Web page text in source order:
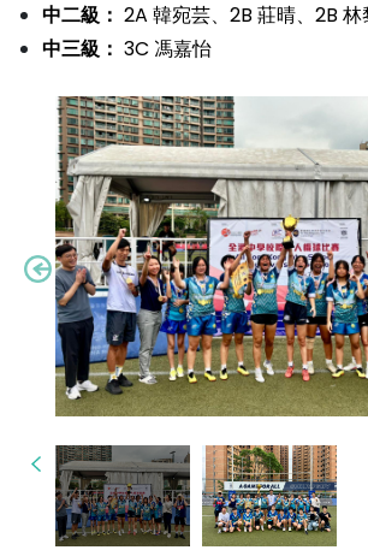
中二級： 2A 韓宛芸、2B 莊晴、2B
中三級： 3C 馮嘉怡